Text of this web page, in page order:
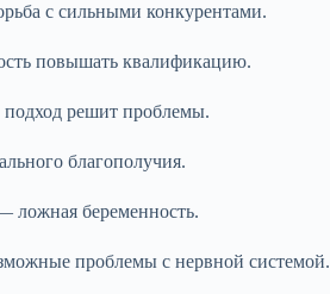
с сильными конкурентами.
повышать квалификацию.
решит проблемы.
благополучия.
ложная беременность.
проблемы с нервной системой.